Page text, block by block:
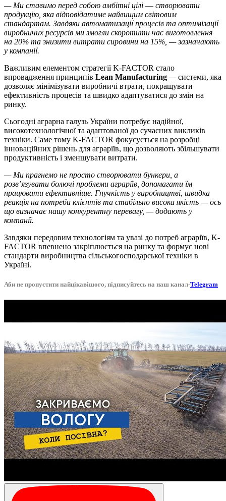
— Ми ставимо перед собою амбітні цілі — створювати
продукцію, яка відповідатиме найвищим світовим
стандартам. Завдяки автоматизації процесів та оптимізації
виробничих ресурсів ми змогли скоротити час виготовлення
на 20% та знизити витрати сировини на 15%, — зазначають
у компанії.
Важливим елементом стратегії K-FACTOR стало
впровадження принципів Lean Manufacturing —системи, яка
дозволяє мінімізувати виробничі втрати, покращувати
ефективність процесів та швидко адаптуватися до змін на
ринку.
Сьогодні аграрна галузь України потребує надійної,
високотехнологічної та адаптованої до сучасних викликів
техніки. Саме тому K-FACTOR фокусується на розробці
інноваційних рішень для аграріїв, що дозволяють збільшувати
продуктивність і зменшувати витрати.
— Ми прагнемо не просто створювати бункери, а
розв’язувати болючі проблеми аграріїв, допомагати їм
працювати ефективніше. Гнучкість у виробництві, швидка
реакція на потреби клієнтів та стабільно висока якість — ось
що визначає нашу конкурентну перевагу, — додають у
компанії.
Завдяки передовим технологіям та увазі до потреб аграріїв, K-
FACTOR впевнено закріплюється на ринку та формує нові
стандарти виробництва сільськогосподарської техніки в
Україні.
Аби не пропустити найцікавішого, підписуйтесь на наш канал-Telegram